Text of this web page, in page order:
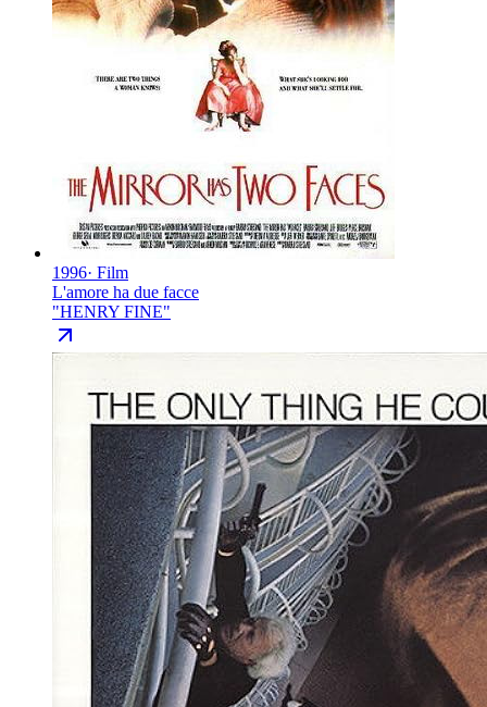
1996· Film
L'amore ha due facce
"HENRY FINE"